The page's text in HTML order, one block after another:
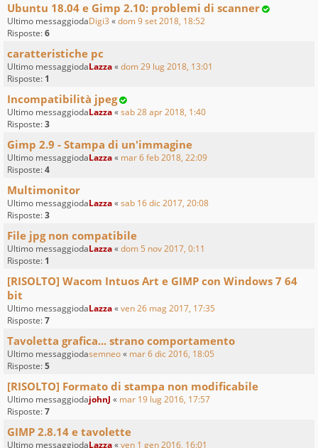
Ubuntu 18.04 e Gimp 2.10: problemi di scanner
Ultimo messaggiodaDigi3 «dom 9 set 2018, 18:52
Risposte:6
caratteristiche pc
Ultimo messaggiodaLazza«dom 29 lug 2018, 13:01
Risposte: 1
Incompatibilità jpeg
Ultimo messaggiodaLazza«sab 28 apr 2018, 1:40
Risposte:3
Gimp 2.9 - Stampa di un'immagine
Ultimo messaggiodaLazza« mar 6 feb 2018, 22:09
Risposte:4
Multimonitor
Ultimo messaggiodaLazza«sab 16 dic 2017, 20:08
Risposte:3
File jpg non compatibile
Ultimo messaggiodaLazza«dom 5 nov 2017, 0:11
Risposte: 1
[RISOLTO] Wacom Intuos Art e GIMP con Windows 7 64
bit
Ultimo messaggiodaLazza«ven 26 mag 2017, 17:35
Risposte:7
Tavoletta grafica... strano comportamento
Ultimo messaggiodasemneo« mar 6 dic 2016, 18:05
Risposte:5
[RISOLTO] Formato di stampa non modificabile
Ultimo messaggiodajohnJ « mar 19 lug 2016, 17:57
Risposte:7
GIMP 2.8.14 e tavolette
Ultimo messaggiodaLazza«ven 1 gen 2016, 16:01